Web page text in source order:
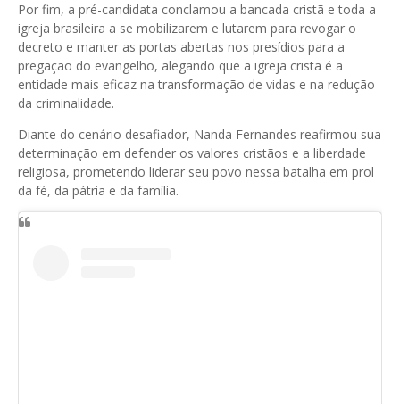
Por fim, a pré-candidata conclamou a bancada cristã e toda a
igreja brasileira a se mobilizarem e lutarem para revogar o
decreto e manter as portas abertas nos presídios para a
pregação do evangelho, alegando que a igreja cristã é a
entidade mais eficaz na transformação de vidas e na redução
da criminalidade.
Diante do cenário desafiador, Nanda Fernandes reafirmou sua
determinação em defender os valores cristãos e a liberdade
religiosa, prometendo liderar seu povo nessa batalha em prol
da fé, da pátria e da família.